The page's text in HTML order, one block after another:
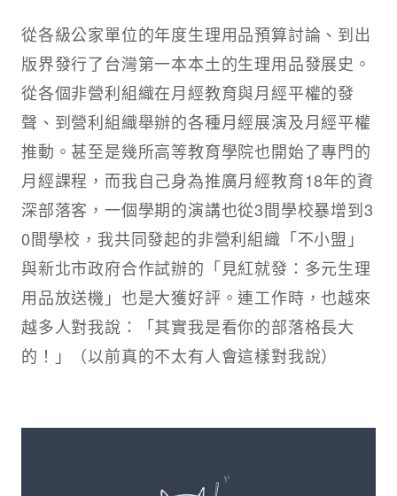
從各級公家單位的年度生理用品預算討論、到出
版界發行了台灣第一本本土的生理用品發展史。
從各個非營利組織在月經教育與月經平權的發
聲、到營利組織舉辦的各種月經展演及月經平權
推動。甚至是幾所高等教育學院也開始了專門的
月經課程，而我自己身為推廣月經教育18年的資
深部落客，一個學期的演講也從3間學校暴增到3
0間學校，我共同發起的非營利組織「不小盟」
與新北市政府合作試辦的「見紅就發：多元生理
用品放送機」也是大獲好評。連工作時，也越來
越多人對我說：「其實我是看你的部落格長大
的！」（以前真的不太有人會這樣對我說）